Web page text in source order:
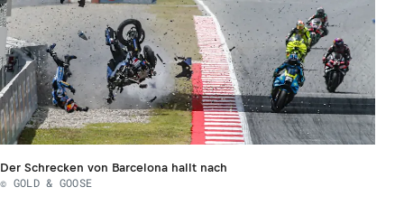
Der Schrecken von Barcelona hallt nach
© GOLD & GOOSE